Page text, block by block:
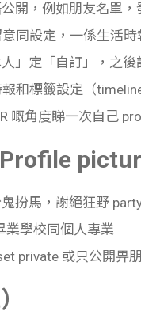
開，例如朋友名單，
同設定，一係生活
」定「自訂」，之後
和標籤設定（
嘅角度睇一次自己
扮馬，謝絕狂野
業學校同個人專業
private 或只公開畀